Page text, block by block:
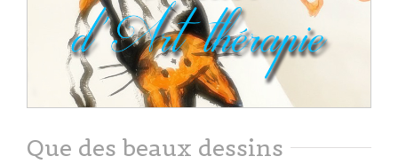
Que des beaux dessins